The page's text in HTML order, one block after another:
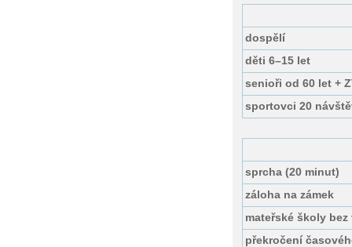
dospělí
děti 6–15 let
senioři od 60 let +
sportovci 20
sprcha (20 minut)
záloha na zámek
mateřské školy bez
překročení